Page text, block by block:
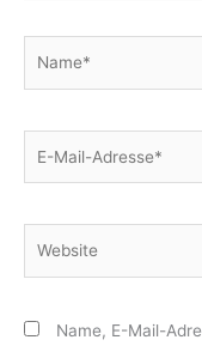
Mail-
Name, E-Mail-